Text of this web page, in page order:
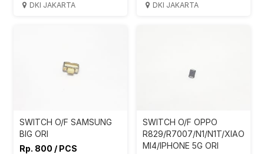
DKI JAKARTA DKI JAKARTA
SWITCH O/F SAMSUNG
BIG ORI
Rp. 800 / PCS
SWITCH O/F OPPO
R829/R7007/N1/N1T/XIAOMI
MI4/IPHONE 5G ORI